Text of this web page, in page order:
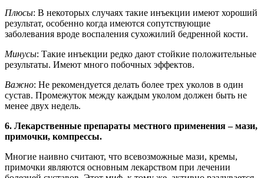
Плюсы: В некоторых случаях такие инъекции имеют хороший
результат, особенно когда имеются сопутствующие
заболевания вроде воспаления сухожилий бедренной кости.
Минусы: Такие инъекции редко дают стойкие положительные
результаты. Имеют много побочных эффектов.
Важно: Не рекомендуется делать более трех уколов в один
сустав. Промежуток между каждым уколом должен быть не
менее двух недель.
6. Лекарственные препараты местного применения – мази,
примочки, компрессы.
Многие наивно считают, что всевозможные мази, кремы,
примочки являются основным лекарством при лечении